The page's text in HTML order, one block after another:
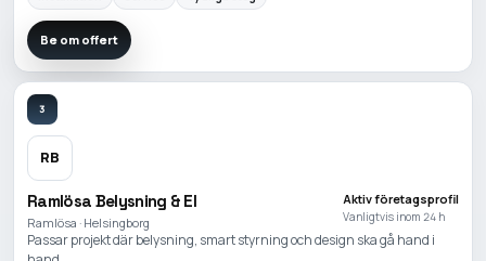
Be om offert
3
RB
Ramlösa Belysning & El
Ramlösa · Helsingborg
Aktiv företagsprofil
Vanligtvis inom 24 h
Passar projekt där belysning, smart styrning och design ska gå hand i